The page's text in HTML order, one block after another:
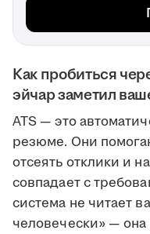
Как пробиться
эйчар заметил
ATS — это
резюме. Они
отсеять отклики и
совпадает с
система не читает
человечески» —